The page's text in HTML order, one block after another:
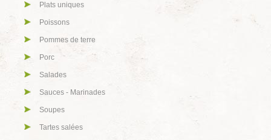
Plats uniques
Poissons
Pommes de terre
Porc
Salades
Sauces - Marinades
Soupes
Tartes salées